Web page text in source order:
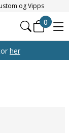
og Vipps
0
her